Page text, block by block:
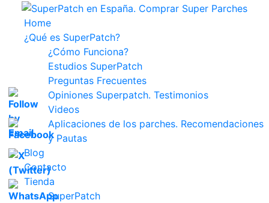
Home
¿Qué es SuperPatch?
¿Cómo Funciona?
Estudios SuperPatch
Preguntas Frecuentes
Opiniones Superpatch. Testimonios
Videos
Aplicaciones de los parches. Recomendaciones
y Pautas
Blog
Contacto
Tienda
SuperPatch